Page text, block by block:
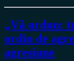
„Vă ordon:
ordin de
agresiune